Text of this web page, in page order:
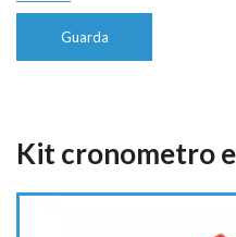
Guarda
Kit cronometro